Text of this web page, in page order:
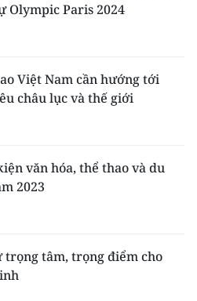
nghệ
Olympic Paris 2024
Việt Nam cần hướng tới
châu lục và thế giới
văn hóa, thể thao và du
2023
trọng tâm, trọng điểm cho